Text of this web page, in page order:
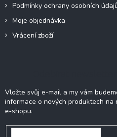
Podmínky ochrany osobních
Moje objednávka
Vrácení zboží
Vložte svůj e-mail a my vám
informace o nových produktech na
e-shopu.